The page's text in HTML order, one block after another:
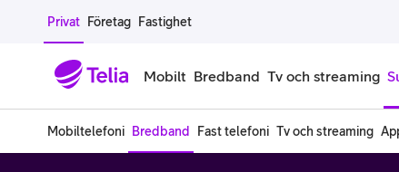
Gå till sidans innehåll
Privat Företag Fastighet
Mobilt Bredband Tv och streaming
Mobiltelefoni Bredband Fast telefoni Tv och streaming